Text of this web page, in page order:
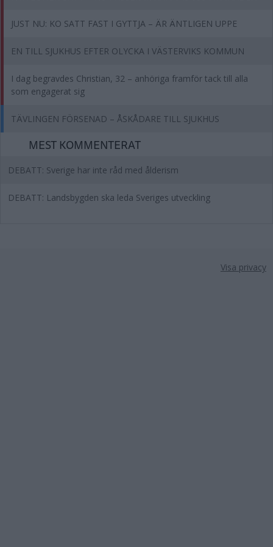
JUST NU: KO SATT FAST I GYTTJA – ÄR ÄNTLIGEN UPPE
EN TILL SJUKHUS EFTER OLYCKA I VÄSTERVIKS KOMMUN
I dag begravdes Christian, 32 – anhöriga framför tack till alla
som engagerat sig
TÄVLINGEN FÖRSENAD – ÅSKÅDARE TILL SJUKHUS
MEST KOMMENTERAT
DEBATT: Sverige har inte råd med ålderism
DEBATT: Landsbygden ska leda Sveriges utveckling
Visa privacy